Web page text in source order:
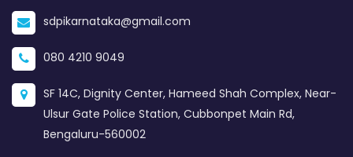
sdpikarnataka@gmail.com
080 4210 9049
SF 14C, Dignity Center, Hameed Shah Complex, Near-
Ulsur Gate Police Station, Cubbonpet Main Rd,
Bengaluru-560002